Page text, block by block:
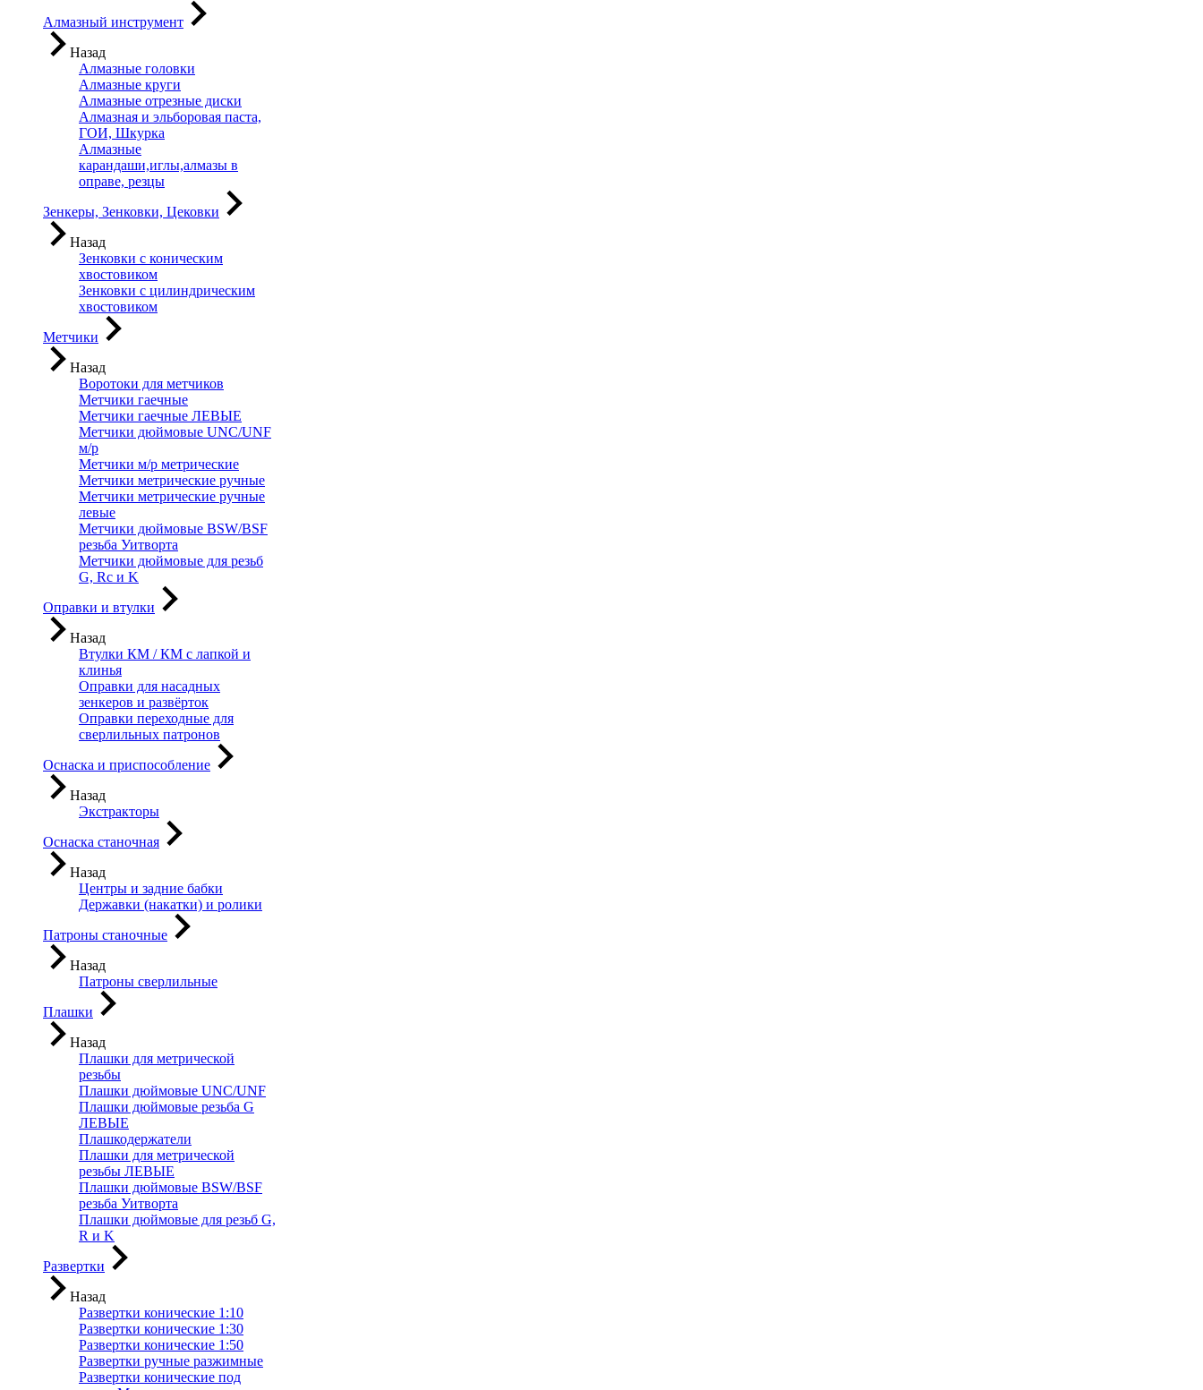
Алмазный инструмент
Назад
Алмазные головки
Алмазные круги
Алмазные отрезные диски
Алмазная и эльборовая паста,
ГОИ, Шкурка
Алмазные
карандаши,иглы,алмазы в
оправе, резцы
Зенкеры, Зенковки, Цековки
Назад
Зенковки с коническим
хвостовиком
Зенковки с цилиндрическим
хвостовиком
Метчики
Назад
Воротоки для метчиков
Метчики гаечные
Метчики гаечные ЛЕВЫЕ
Метчики дюймовые UNC/UNF
м/р
Метчики м/р метрические
Метчики метрические ручные
Метчики метрические ручные
левые
Метчики дюймовые BSW/BSF
резьба Уитворта
Метчики дюймовые для резьб
G, Rc и K
Оправки и втулки
Назад
Втулки КМ / КМ с лапкой и
клинья
Оправки для насадных
зенкеров и развёрток
Оправки переходные для
сверлильных патронов
Оснаска и приспособление
Назад
Экстракторы
Оснаска станочная
Назад
Центры и задние бабки
Державки (накатки) и ролики
Патроны станочные
Назад
Патроны сверлильные
Плашки
Назад
Плашки для метрической
резьбы
Плашки дюймовые UNC/UNF
Плашки дюймовые резьба G
ЛЕВЫЕ
Плашкодержатели
Плашки для метрической
резьбы ЛЕВЫЕ
Плашки дюймовые BSW/BSF
резьба Уитворта
Плашки дюймовые для резьб G,
R и K
Развертки
Назад
Развертки конические 1:10
Развертки конические 1:30
Развертки конические 1:50
Развертки ручные разжимные
Развертки конические под